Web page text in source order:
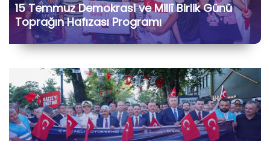
15 Temmuz Demokrasi ve Millî Birlik Günü
Toprağın Hafızası Programı